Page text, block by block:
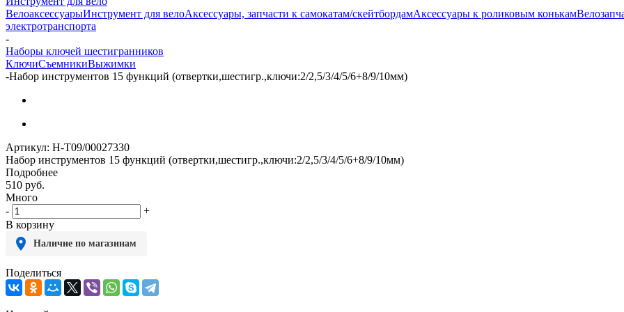
ВелоаксессуарыИнструмент для велоАксессуары, запчасти к самокатам/скейтбордамАксессуары к роликовым конькам
электротранспорта
-
Наборы ключей шестигранников
КлючиСъемникиВыжимки
-Набор инструментов 15 функций (отвертки,шестигр.,ключи:2/2,5/3/4/5/6+8/9/10мм)
Артикул: H-T09/00027330
Набор инструментов 15 функций (отвертки,шестигр.,ключи:2/2,5/3/4/5/6+8/9/10мм)
Подробнее
510 руб.
Много
-
+
В корзину
Наличие по магазинам
Поделиться